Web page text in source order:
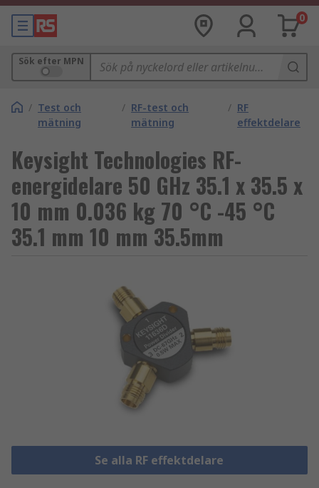
0
Sök efter MPN
/ Test och
mätning
/ RF-test och
mätning
/ RF
effektdelare
Keysight Technologies RF-
energidelare 50 GHz 35.1 x 35.5 x
10 mm 0.036 kg 70 °C -45 °C
35.1 mm 10 mm 35.5mm
Se alla RF effektdelare